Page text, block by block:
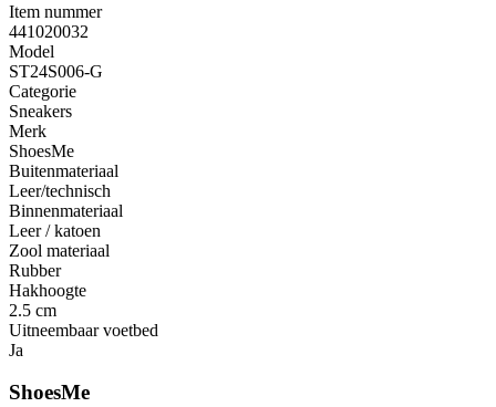
Item nummer
441020032
Model
ST24S006-G
Categorie
Sneakers
Merk
ShoesMe
Buitenmateriaal
Leer/technisch
Binnenmateriaal
Leer / katoen
Zool materiaal
Rubber
Hakhoogte
2.5 cm
Uitneembaar voetbed
Ja
ShoesMe